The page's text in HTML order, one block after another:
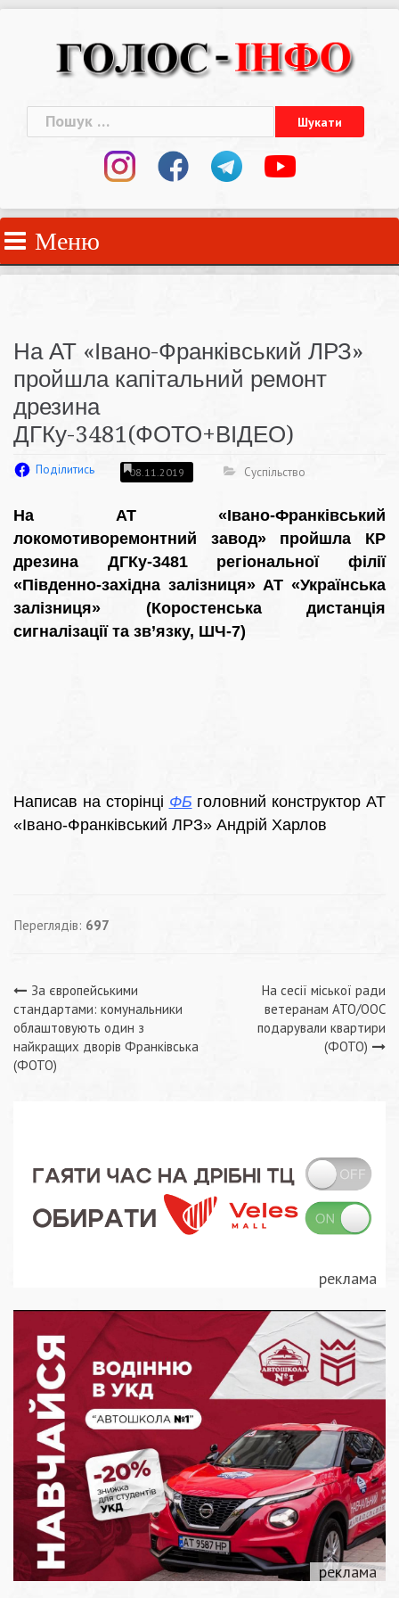
Пошук:
Меню
На АТ «Івано-Франківський ЛРЗ»
пройшла капітальний ремонт
дрезина
ДГКу-3481(ФОТО+ВІДЕО)
Поділитись 08.11.2019 Суспільство
На АТ «Івано-Франківський
локомотиворемонтний завод» пройшла КР
дрезина ДГКу-3481 регіональної філії
«Південно-західна залізниця» АТ «Українська
залізниця» (Коростенська дистанція
сигналізації та зв’язку, ШЧ-7)
Написав на сторінці ФБ головний конструктор АТ
«Івано-Франківський ЛРЗ» Андрій Харлов
Переглядів: 697
Навігація
записів
За європейськими
стандартами: комунальники
облаштовують один з
найкращих дворів Франківська
(ФОТО)
На сесії міської ради
ветеранам АТО/ООС
подарували квартири
(ФОТО)